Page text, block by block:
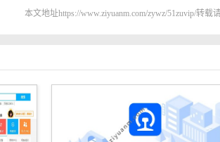
本文地址https://www.ziyuanm.com/zywz/51zuvip/转载